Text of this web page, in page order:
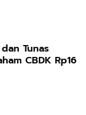
Tunas
CBDK Rp16